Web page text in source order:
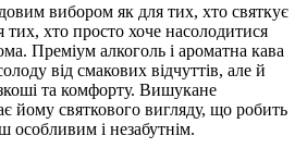
вибором як для тих, хто святкує
тих, хто просто хоче насолодитися
Преміум алкоголь і ароматна кава
від смакових відчуттів, але й
та комфорту. Вишукане
йому святкового вигляду, що робить
особливим і незабутнім.